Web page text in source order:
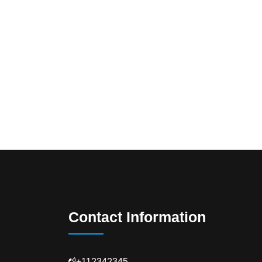
Contact Information